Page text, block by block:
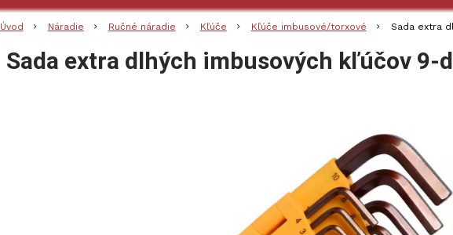
Úvod Náradie Ručné náradie Kľúče Kľúče imbusové/torxové Sada extra
Sada extra dlhých imbusových kľúčov 9-